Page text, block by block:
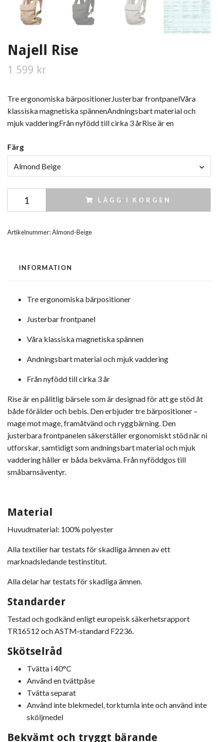
Najell Rise
1 599 kr
Tre ergonomiska bärpositionerJusterbar frontpanelVåra
klassiska magnetiska spännenAndningsbart material och
mjuk vadderingFrån nyfödd till cirka 3 årRise är en
Färg
Almond Beige
LÄGG I KORGEN
Artikelnummer:Almond-Beige
INFORMATION
Tre ergonomiska bärpositioner
Justerbar frontpanel
Våra klassiska magnetiska spännen
Andningsbart material och mjuk vaddering
Från nyfödd till cirka 3 år
Rise är en pålitlig bärsele som är designad för att ge stöd åt
både förälder och bebis. Den erbjuder tre bärpositioner –
mage mot mage, framåtvänd och ryggbärning. Den
justerbara frontpanelen säkerställer ergonomiskt stöd när ni
utforskar, samtidigt som andningsbart material och mjuk
vaddering håller er båda bekväma. Från nyföddgos till
småbarnsäventyr.
Material
Huvudmaterial: 100% polyester
Alla textilier har testats för skadliga ämnen av ett
marknadsledande testinstitut.
Alla delar har testats för skadliga ämnen.
Standarder
Testad och godkänd enligt europeisk säkerhetsrapport
TR16512 och ASTM‑standard F2236.
Skötselråd
Tvätta i 40°C
Använd en tvättpåse
Tvätta separat
Använd inte blekmedel, torktumla inte och använd inte
sköljmedel
Bekvämt och tryggt bärande